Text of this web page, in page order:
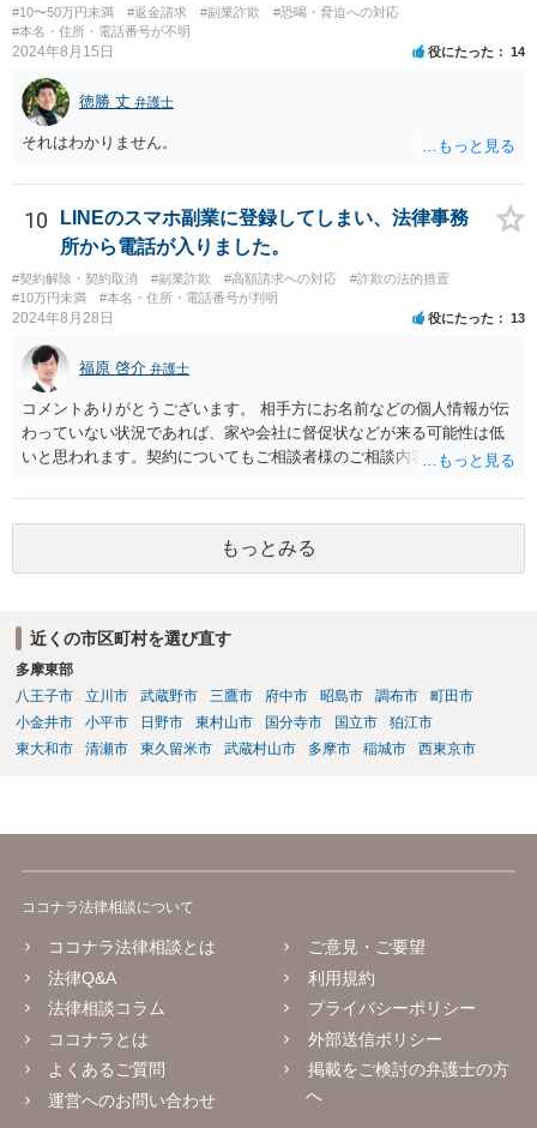
#10〜50万円未満 #返金請求 #副業詐欺
#恐喝・脅迫への対応
#本名・住所・電話番号が不明
2024年8月15日 役にたった 14
徳勝 丈 弁護士
それはわかりません。
10
LINEのスマホ副業に登録してしまい、法律事務
所から電話が入りました。
#契約解除・契約取消 #副業詐欺 #高額請求への対応
#詐欺の法的措置
#10万円未満
#本名・住所・電話番号が判明
2024年8月28日 役にたった 13
福原 啓介 弁護士
コメントありがとうございます。 相手方にお名前などの個人情報が伝
わっていない状況であれば、家や会社に督促状などが来る可能性は低
いと思われます。契約についてもご相談者様のご相談内容を踏まえま
いただけますと幸いです。
もっとみる
近くの市区町村を選び直す
多摩東部
八王子市
立川市 武蔵野市 三鷹市 府中市 昭島市 調布市
町田市
小金井市
小平市 日野市 東村山市 国分寺市 国立市
狛江市
東大和市
清瀬市 東久留米市 武蔵村山市 多摩市 稲城市 西東京市
ココナラ法律相談について
ココナラ法律相談とは
法律Q&A
法律相談コラム
ココナラとは
よくあるご質問
運営へのお問い合わせ
ご意見・ご要望
利用規約
プライバシーポリシー
外部送信ポリシー
掲載をご検討の弁護士の方
へ